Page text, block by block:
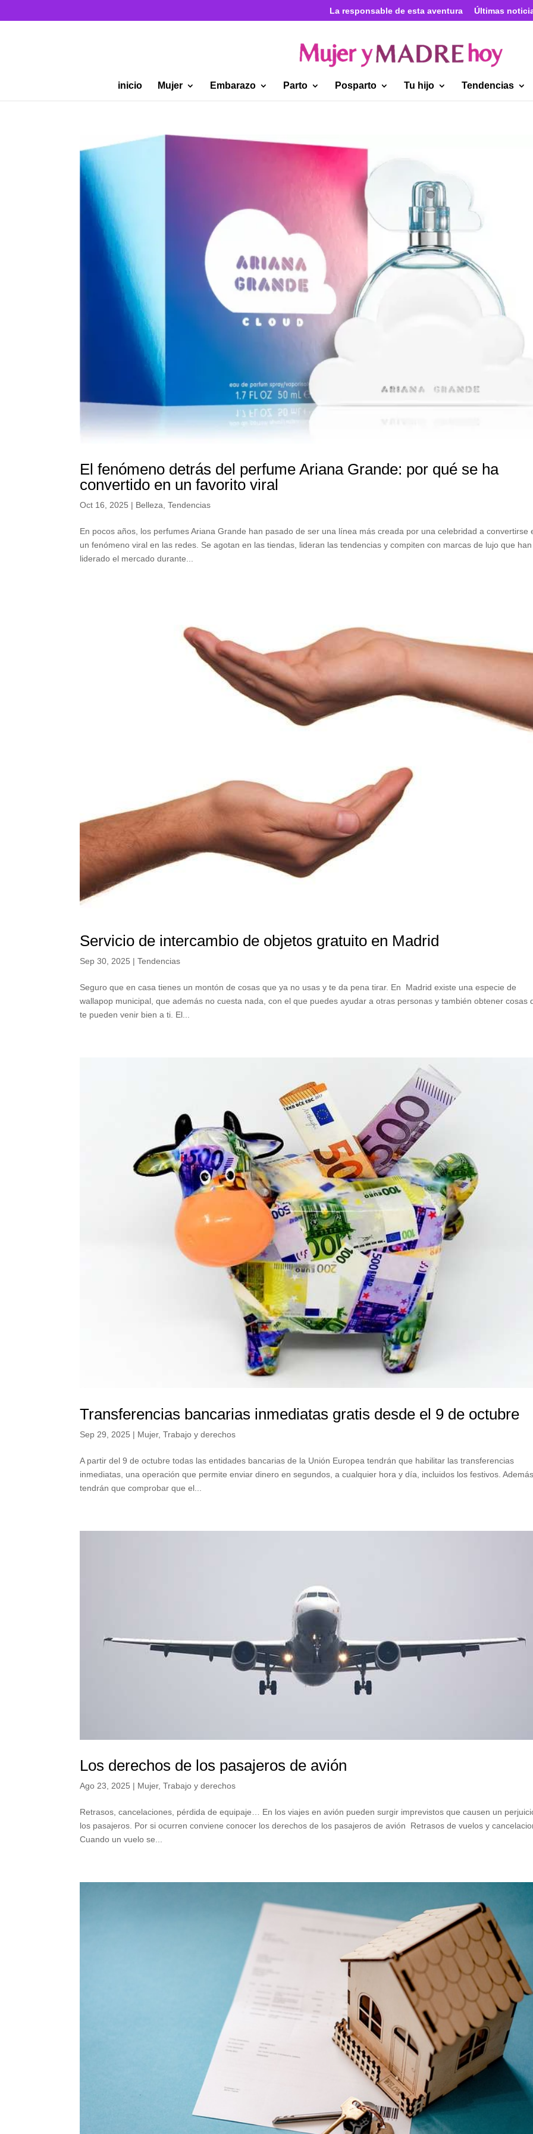
La responsable de esta aventura Últimas
inicio Mujer Embarazo Parto Posparto Tu hijo Tendencias
El fenómeno detrás del perfume Ariana Grande: por qué se ha
convertido en un favorito viral
Oct 16, 2025 | Belleza,Tendencias
En pocos años, los perfumes Ariana Grande han pasado de ser una línea más creada por una celebridad a convertirse
un fenómeno viral en las redes. Se agotan en las tiendas, lideran las tendencias y compiten con marcas de lujo que han
liderado el mercado durante...
Servicio de intercambio de objetos gratuito en Madrid
Sep 30, 2025 |Tendencias
Seguro que en casa tienes un montón de cosas que ya no usas y te da pena tirar. En Madrid existe una especie de
wallapop municipal, que además no cuesta nada, con el que puedes ayudar a otras personas y también obtener cosas
te pueden venir bien a ti. El...
Transferencias bancarias inmediatas gratis desde el 9 de octubre
Sep 29, 2025 | Mujer,Trabajo y derechos
A partir del 9 de octubre todas las entidades bancarias de la Unión Europea tendrán que habilitar las transferencias
inmediatas, una operación que permite enviar dinero en segundos, a cualquier hora y día, incluidos los festivos.
tendrán que comprobar que el...
Los derechos de los pasajeros de avión
Ago 23, 2025 | Mujer,Trabajo y derechos
Retrasos, cancelaciones, pérdida de equipaje… En los viajes en avión pueden surgir imprevistos que causen un
los pasajeros. Por si ocurren conviene conocer los derechos de los pasajeros de avión Retrasos de vuelos y
Cuando un vuelo se...